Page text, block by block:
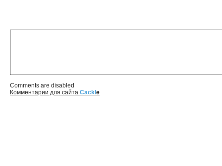
Comments are disabled
Комментарии для сайта Cackl e